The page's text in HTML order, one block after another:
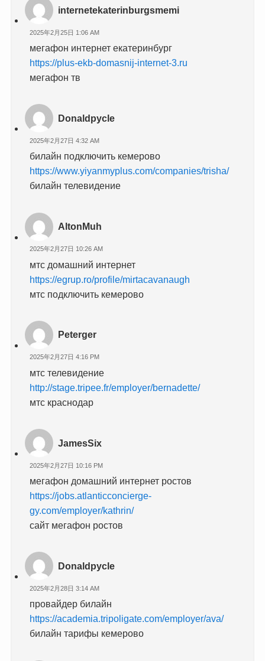
internetekaterinburgsmemi
2025年2月25日 1:06 AM
мегафон интернет екатеринбург
https://plus-ekb-domasnij-internet-3.ru
мегафон тв
Donaldpycle
2025年2月27日 4:32 AM
билайн подключить кемерово
https://www.yiyanmyplus.com/companies/trisha/
билайн телевидение
AltonMuh
2025年2月27日 10:26 AM
мтс домашний интернет
https://egrup.ro/profile/mirtacavanaugh
мтс подключить кемерово
Peterger
2025年2月27日 4:16 PM
мтс телевидение
http://stage.tripee.fr/employer/bernadette/
мтс краснодар
JamesSix
2025年2月27日 10:16 PM
мегафон домашний интернет ростов
https://jobs.atlanticconcierge-
gy.com/employer/kathrin/
сайт мегафон ростов
Donaldpycle
2025年2月28日 3:14 AM
провайдер билайн
https://academia.tripoligate.com/employer/ava/
билайн тарифы кемерово